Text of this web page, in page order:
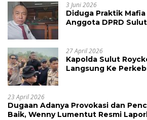
3 Juni 2026
Diduga Praktik
Anggota DPRD
27 April 2026
Kapolda Sulut
Langsung Ke
23 April 2026
Dugaan Adanya Provokasi dan
Baik, Wenny Lumentut Resmi